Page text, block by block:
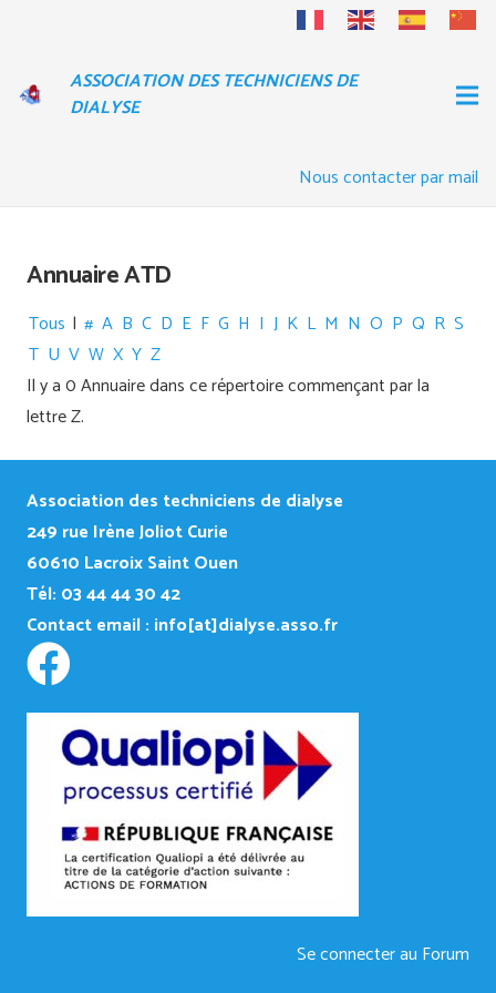
ASSOCIATION DES TECHNICIENS DE
DIALYSE
Nous contacter par mail
Annuaire ATD
Tous | # A B C D E F G H I J K L M N O P Q R S
T U V W X Y Z
Il y a 0 Annuaire dans ce répertoire commençant par la
lettre Z.
Association des techniciens de dialyse
249 rue Irène Joliot Curie
60610 Lacroix Saint Ouen
Tél: 03 44 44 30 42
Contact email : info[at]dialyse.asso.fr
Se connecter au Forum